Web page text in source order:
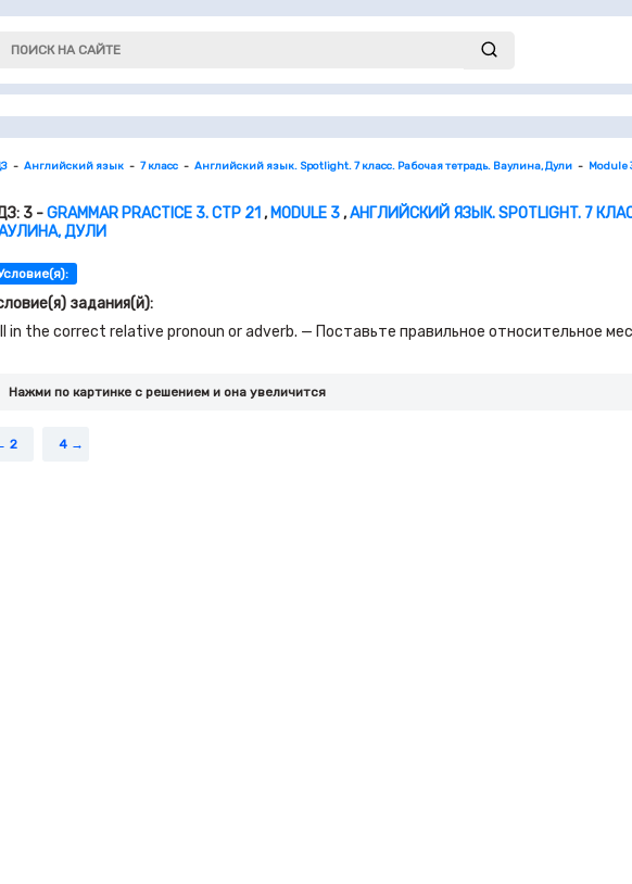
Английский язык 7 класс Английский язык. Spotlight. 7 класс. Рабочая тетрадь. Ваулина, Дули Module
3 -GRAMMAR PRACTICE 3. СТР 21, MODULE 3,АНГЛИЙСКИЙ ЯЗЫК. SPOTLIGHT. 7
ДУЛИ
задания(й):
in the correct relative pronoun or adverb. — Поставьте правильное относительное
Нажми по картинке c решением и она увеличится
2 4